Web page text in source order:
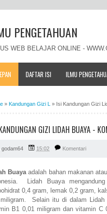
PENGETAHUAN
WEB BELAJAR ONLINE -
DAFTAR ISI ILMU
» Kandungan Gizi L » Isi Kandungan Gizi
GIZI LIDAH BUAYA -
godam64 15:02 Komentari
Buayaadalah bahan makanan
Lidah Buaya
0,4 gram, lemak 0,2 gram,
Selain itu di dalam Lidah
B1 0,01 miligram dan vitamin